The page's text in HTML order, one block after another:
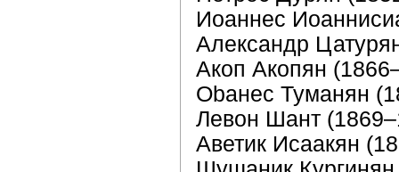
Иоаннес
Александр
Акоп Акопян
Obанес Туманян
Левон Шант
Аветик Исаакян